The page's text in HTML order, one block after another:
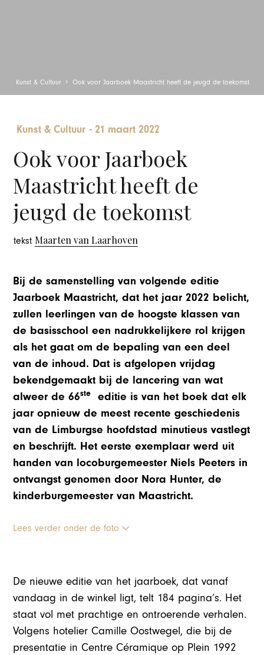
Kunst & Cultuur Ook voor Jaarboek Maastricht heeft de jeugd de toekomst
Kunst & Cultuur -21 maart 2022
Ook voor Jaarboek
Maastricht heeft de
jeugd de toekomst
tekst Maarten van Laarhoven
Bij de samenstelling van volgende editie
Jaarboek Maastricht, dat het jaar 2022 belicht,
zullen leerlingen van de hoogste klassen van
de basisschool een nadrukkelijkere rol krijgen
als het gaat om de bepaling van een deel
van de inhoud. Dat is afgelopen vrijdag
bekendgemaakt bij de lancering van wat
alweer de 66ste
editie is van het boek dat elk
jaar opnieuw de meest recente geschiedenis
van de Limburgse hoofdstad minutieus vastlegt
en beschrijft. Het eerste exemplaar werd uit
handen van locoburgemeester Niels Peeters in
ontvangst genomen door Nora Hunter, de
kinderburgemeester van Maastricht.
Lees verder onder de foto
De nieuwe editie van het jaarboek, dat vanaf
vandaag in de winkel ligt, telt 184 pagina’s. Het
staat vol met prachtige en ontroerende verhalen.
Volgens hotelier Camille Oostwegel, die bij de
presentatie in Centre Céramique op Plein 1992